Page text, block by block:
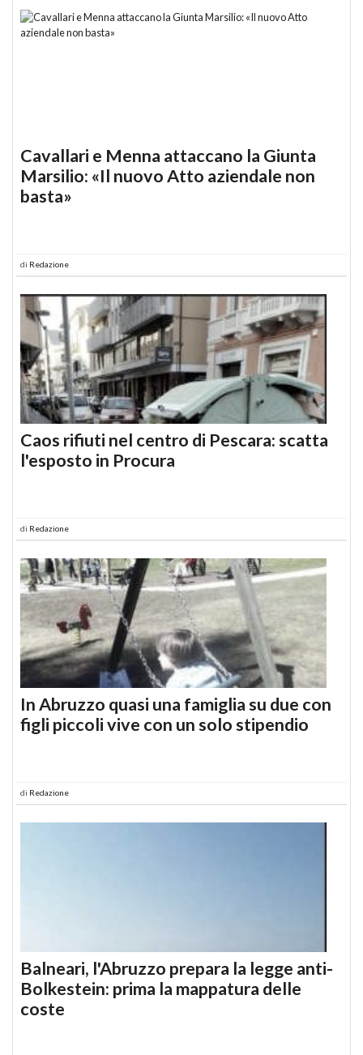
Cavallari e Menna attaccano la Giunta
Marsilio: «Il nuovo Atto aziendale non
basta»
di Redazione
Caos rifiuti nel centro di Pescara: scatta
l'esposto in Procura
di Redazione
In Abruzzo quasi una famiglia su due con
figli piccoli vive con un solo stipendio
di Redazione
Balneari, l'Abruzzo prepara la legge anti-
Bolkestein: prima la mappatura delle
coste